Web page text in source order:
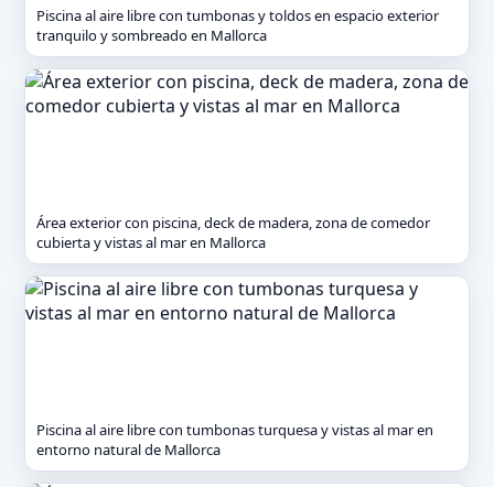
Piscina al aire libre con tumbonas y toldos en espacio exterior
tranquilo y sombreado en Mallorca
Área exterior con piscina, deck de madera, zona de comedor
cubierta y vistas al mar en Mallorca
Piscina al aire libre con tumbonas turquesa y vistas al mar en
entorno natural de Mallorca